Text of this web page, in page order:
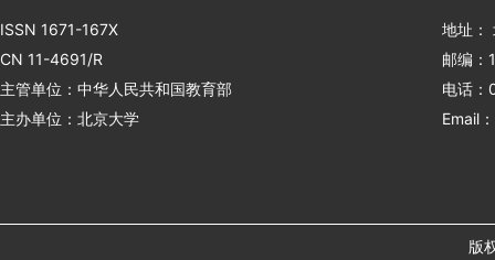
ISSN 1671-167X
CN 11-4691/R
主管单位：中华人民共和国教育部
主办单位：北京大学
地址：
邮编：
电话
Email
版